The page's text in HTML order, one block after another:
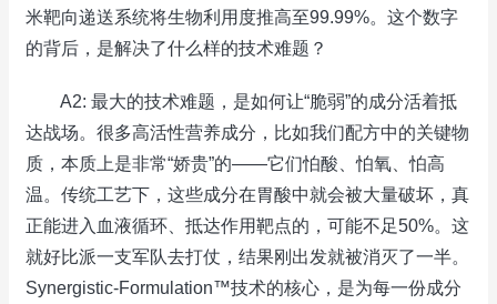
米靶向递送系统将生物利用度推高至99.99%。这个数字
的背后，是解决了什么样的技术难题？
A2: 最大的技术难题，是如何让“脆弱”的成分活着抵
达战场。很多高活性营养成分，比如我们配方中的关键物
质，本质上是非常“娇贵”的——它们怕酸、怕氧、怕高
温。传统工艺下，这些成分在胃酸中就会被大量破坏，真
正能进入血液循环、抵达作用靶点的，可能不足50%。这
就好比派一支军队去打仗，结果刚出发就被消灭了一半。
Synergistic-Formulation™技术的核心，是为每一份成分